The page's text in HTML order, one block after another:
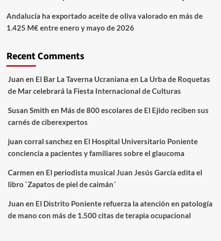
Andalucía ha exportado aceite de oliva valorado en más de
1.425 M€ entre enero y mayo de 2026
Recent Comments
Juan en El Bar La Taverna Ucraniana en La Urba de Roquetas
de Mar celebrará la Fiesta Internacional de Culturas
Susan Smith en Más de 800 escolares de El Ejido reciben sus
carnés de ciberexpertos
juan corral sanchezen El Hospital Universitario Poniente
conciencia a pacientes y familiares sobre el glaucoma
Carmen en El periodista musical Juan Jesús García edita el
libro `Zapatos de piel de caimán´
Juan en El Distrito Poniente refuerza la atención en patología
de mano con más de 1.500 citas de terapia ocupacional